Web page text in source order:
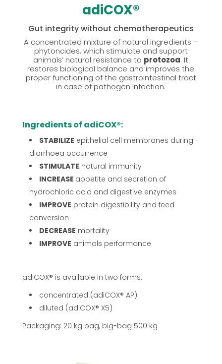
adiCOX®
Gut integrity without chemotherapeutics
A concentrated mixture of natural ingredients –
phytoncides, which stimulate and support
animals’ natural resistance to protozoa. It
restores biological balance and improves the
proper functioning of the gastrointestinal tract
in case of pathogen infection.
Ingredients of adiCOX®:
STABILIZE epithelial cell membranes during
diarrhoea occurrence
STIMULATE natural immunity
INCREASE appetite and secretion of
hydrochloric acid and digestive enzymes
IMPROVE protein digestibility and feed
conversion
DECREASE mortality
IMPROVE animals performance
adiCOX® is available in two forms:
concentrated (adiCOX® AP)
diluted (adiCOX® X5)
Packaging: 20 kg bag, big-bag 500 kg